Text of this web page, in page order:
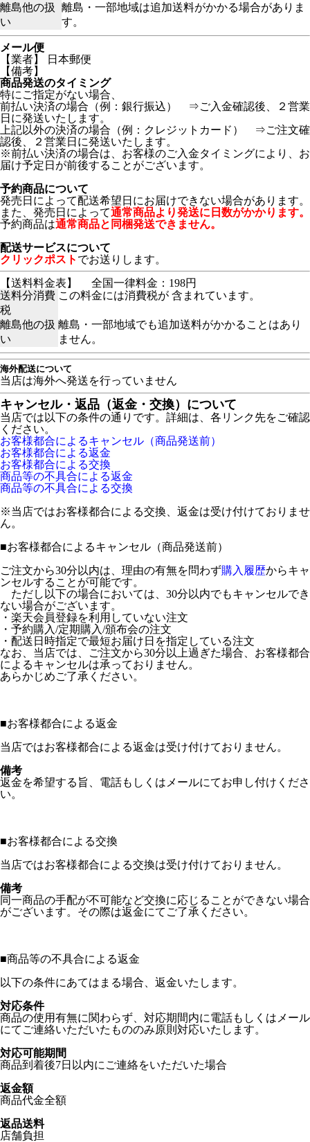
離島他の扱
い
離島・一部地域は追加送料がかかる場合がありま
す。
メール便
【業者】 日本郵便
【備考】
商品発送のタイミング
特にご指定がない場合、
前払い決済の場合（例：銀行振込） ⇒ご入金確認後、２営業
日に発送いたします。
上記以外の決済の場合（例：クレジットカード） ⇒ご注文確
認後、２営業日に発送いたします。
※前払い決済の場合は、お客様のご入金タイミングにより、お
届け予定日が前後することがございます。
予約商品について
発売日によって配送希望日にお届けできない場合があります。
また、発売日によって通常商品より発送に日数がかかります。
予約商品は通常商品と同梱発送できません。
配送サービスについて
クリックポスト でお送りします。
【送料料金表】
全国一律料金：198円
送料分消費
税
この料金には消費税が 含まれています。
離島他の扱
い
離島・一部地域でも追加送料がかかることはあり
ません。
海外配送について
当店は海外へ発送を行っていません
キャンセル・返品（返金・交換）について
当店では以下の条件の通りです。詳細は、各リンク先をご確認
ください。
お客様都合によるキャンセル（商品発送前）
お客様都合による返金
お客様都合による交換
商品等の不具合による返金
商品等の不具合による交換
※当店ではお客様都合による交換、返金は受け付けておりませ
ん。
■お客様都合によるキャンセル（商品発送前）
ご注文から30分以内は、理由の有無を問わず購入履歴からキャ
ンセルすることが可能です。
ただし以下の場合においては、30分以内でもキャンセルでき
ない場合がございます。
・楽天会員登録を利用していない注文
・予約購入/定期購入/頒布会の注文
・配送日時指定で最短お届け日を指定している注文
なお、当店では、ご注文から30分以上過ぎた場合、お客様都合
によるキャンセルは承っておりません。
あらかじめご了承ください。
■お客様都合による返金
当店ではお客様都合による返金は受け付けておりません。
備考
返金を希望する旨、電話もしくはメールにてお申し付けくださ
い。
■お客様都合による交換
当店ではお客様都合による交換は受け付けておりません。
備考
同一商品の手配が不可能など交換に応じることができない場合
がございます。その際は返金にてご了承ください。
■商品等の不具合による返金
以下の条件にあてはまる場合、返金いたします。
対応条件
商品の使用有無に関わらず、対応期間内に電話もしくはメール
にてご連絡いただいたもののみ原則対応いたします。
対応可能期間
商品到着後7日以内にご連絡をいただいた場合
返金額
商品代金全額
返品送料
店舗負担